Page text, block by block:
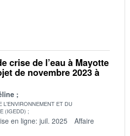
crise de l’eau à Mayotte
de novembre 2023 à
L'ENVIRONNEMENT ET DU
(IGEDD)
en ligne: juil. 2025
Affaire